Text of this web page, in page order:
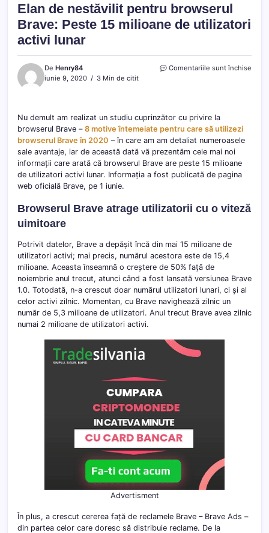
Elan de nestăvilit pentru browserul
Brave: Peste 15 milioane de utilizatori
activi lunar
De Henry84
iunie 9, 2020
3 Min de citit
Comentariile sunt închise
Nu demult am realizat un studiu cuprinzător cu privire la
browserul Brave – 8 motive întemeiate pentru care să utilizezi
browserul Brave în 2020 – în care am am detaliat numeroasele
sale avantaje, iar de această dată vă prezentăm cele mai noi
informații care arată că browserul Brave are peste 15 milioane
de utilizatori activi lunar. Informația a fost publicată de pagina
web oficială Brave, pe 1 iunie.
Browserul Brave atrage utilizatorii cu o viteză
uimitoare
Potrivit datelor, Brave a depășit încă din mai 15 milioane de
utilizatori activi; mai precis, numărul acestora este de 15,4
milioane. Aceasta înseamnă o creștere de 50% față de
noiembrie anul trecut, atunci când a fost lansată versiunea Brave
1.0. Totodată, n-a crescut doar numărul utilizatori lunari, ci și al
celor activi zilnic. Momentan, cu Brave navighează zilnic un
număr de 5,3 milioane de utilizatori. Anul trecut Brave avea zilnic
numai 2 milioane de utilizatori activi.
Advertisment
În plus, a crescut cererea față de reclamele Brave – Brave Ads –
din partea celor care doresc să distribuie reclame. De la